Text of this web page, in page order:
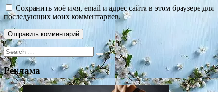
Сохранить моё имя, email и адрес сайта в этом браузере для
последующих моих комментариев.
Search
for:
Реклама